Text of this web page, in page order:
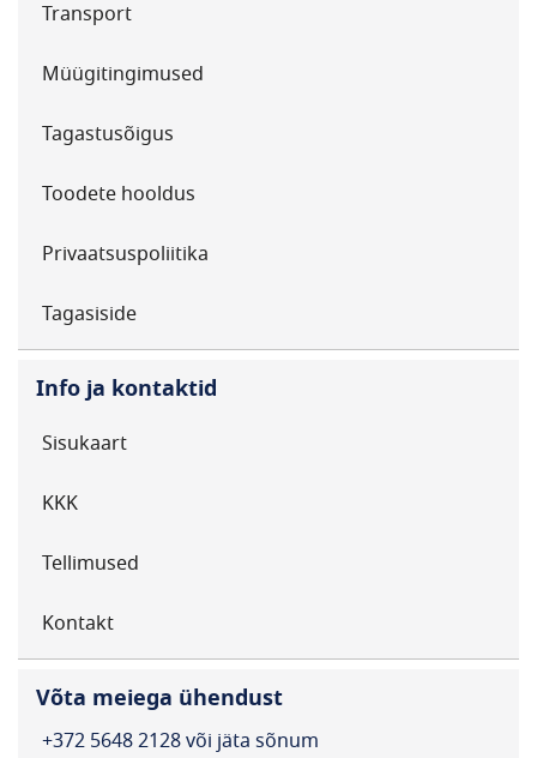
Transport
Müügitingimused
Tagastusõigus
Toodete hooldus
Privaatsuspoliitika
Tagasiside
Info ja kontaktid
Sisukaart
KKK
Tellimused
Kontakt
Võta meiega ühendust
+372 5648 2128 või jäta sõnum